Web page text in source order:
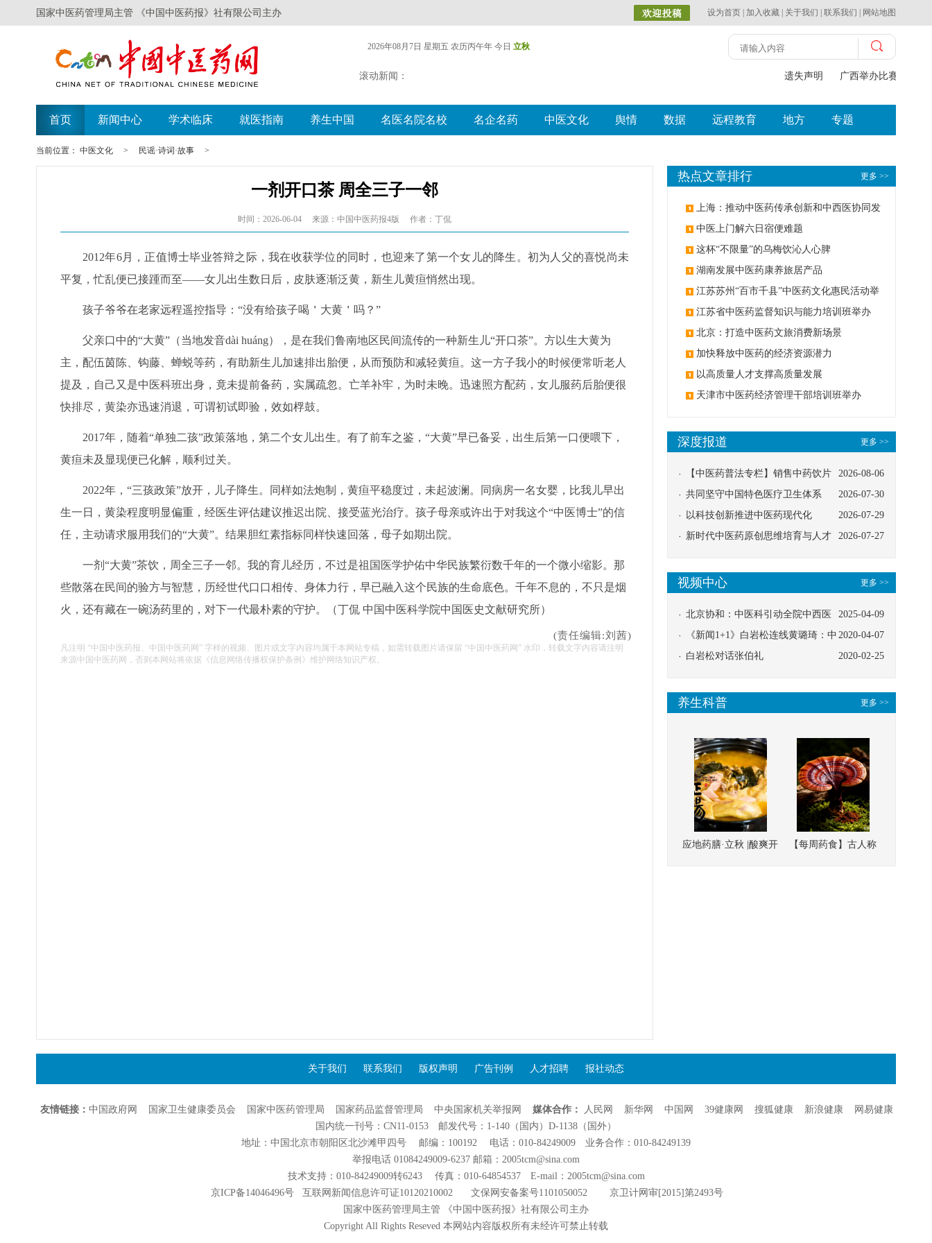
国家中医药管理局主管 《中国中医药报》社有限公司主办 设为首页 加入收藏 关于我们 联系我们 网站地图
2026年08月7日 星期五 农历丙午年 今日 立秋
滚动新闻： 遗失声明 广西举办比赛探索
首页 新闻中心 学术临床 就医指南 养生中国 名医名院名校 名企名药 中医文化 舆情 数据 远程教育 地方 专题
当前位置： 中医文化 > 民谣·诗词·故事 >
一剂开口茶 周全三子一邻
时间：2026-06-04 来源：中国中医药报4版 作者：丁侃
2012年6月，正值博士毕业答辩之际，我在收获学位的同时，也迎来了第一个女儿的降生。初为人父的喜悦尚未
平复，忙乱便已接踵而至——女儿出生数日后，皮肤逐渐泛黄，新生儿黄疸悄然出现。
孩子爷爷在老家远程遥控指导：“没有给孩子喝＇大黄＇吗？”
父亲口中的“大黄”（当地发音dài huáng），是在我们鲁南地区民间流传的一种新生儿“开口茶”。方以生大黄为
主，配伍茵陈、钩藤、蝉蜕等药，有助新生儿加速排出胎便，从而预防和减轻黄疸。这一方子我小的时候便常听老人
提及，自己又是中医科班出身，竟未提前备药，实属疏忽。亡羊补牢，为时未晚。迅速照方配药，女儿服药后胎便很
快排尽，黄染亦迅速消退，可谓初试即验，效如桴鼓。
2017年，随着“单独二孩”政策落地，第二个女儿出生。有了前车之鉴，“大黄”早已备妥，出生后第一口便喂下，
黄疸未及显现便已化解，顺利过关。
2022年，“三孩政策”放开，儿子降生。同样如法炮制，黄疸平稳度过，未起波澜。同病房一名女婴，比我儿早出
生一日，黄染程度明显偏重，经医生评估建议推迟出院、接受蓝光治疗。孩子母亲或许出于对我这个“中医博士”的信
任，主动请求服用我们的“大黄”。结果胆红素指标同样快速回落，母子如期出院。
一剂“大黄”茶饮，周全三子一邻。我的育儿经历，不过是祖国医学护佑中华民族繁衍数千年的一个微小缩影。那
些散落在民间的验方与智慧，历经世代口口相传、身体力行，早已融入这个民族的生命底色。千年不息的，不只是烟
火，还有藏在一碗汤药里的，对下一代最朴素的守护。（丁侃 中国中医科学院中国医史文献研究所）
(责任编辑:刘茜)
凡注明 “中国中医药报、中国中医药网” 字样的视频、图片或文字内容均属于本网站专稿，如需转载图片请保留 “中国中医药网” 水印，转载文字内容请注明
来源中国中医药网，否则本网站将依据《信息网络传播权保护条例》维护网络知识产权。
更多 >>
热点文章排行
上海：推动中医药传承创新和中西医协同发
展 中医上门解六日宿便难题
这杯“不限量”的乌梅饮沁人心脾
湖南发展中医药康养旅居产品
江苏苏州“百市千县”中医药文化惠民活动举
办 江苏省中医药监督知识与能力培训班举办
北京：打造中医药文旅消费新场景
加快释放中医药的经济资源潜力
以高质量人才支撑高质量发展
天津市中医药经济管理干部培训班举办
更多 >>
深度报道
2026-08-06
【中医药普法专栏】销售中药饮片
应告知煎服方法及注意事项
2026-07-30
共同坚守中国特色医疗卫生体系
2026-07-29
以科技创新推进中医药现代化
2026-07-27
新时代中医药原创思维培育与人才
更多 >>
视频中心
2025-04-09
北京协和：中医科引动全院中西医
协同
2020-04-07
《新闻1+1》白岩松连线黄璐琦：中
医救治的临床效果
2020-02-25
白岩松对话张伯礼
更多 >>
养生科普
应地药膳·立秋 |酸爽开
【每周药食】古人称
关于我们 联系我们 版权声明 广告刊例 人才招聘 报社动态
友情链接： 中国政府网 国家卫生健康委员会 国家中医药管理局 国家药品监督管理局 中央国家机关举报网 媒体合作： 人民网 新华网 中国网 39健康网 搜狐健康 新浪健康
网易健康
国内统一刊号：CN11-0153 邮发代号：1-140（国内）D-1138（国外）
地址：中国北京市朝阳区北沙滩甲四号 邮编：100192 电话：010-84249009 业务合作：010-84249139
举报电话 01084249009-6237 邮箱：2005tcm@sina.com
技术支持：010-84249009转6243 传真：010-64854537 E-mail：2005tcm@sina.com
京ICP备14046496号
互联网新闻信息许可证10120210002文保网安备案号1101050052 京卫计网审[2015]第2493号
国家中医药管理局主管 《中国中医药报》社有限公司主办
Copyright All Rights Reseved 本网站内容版权所有未经许可禁止转载